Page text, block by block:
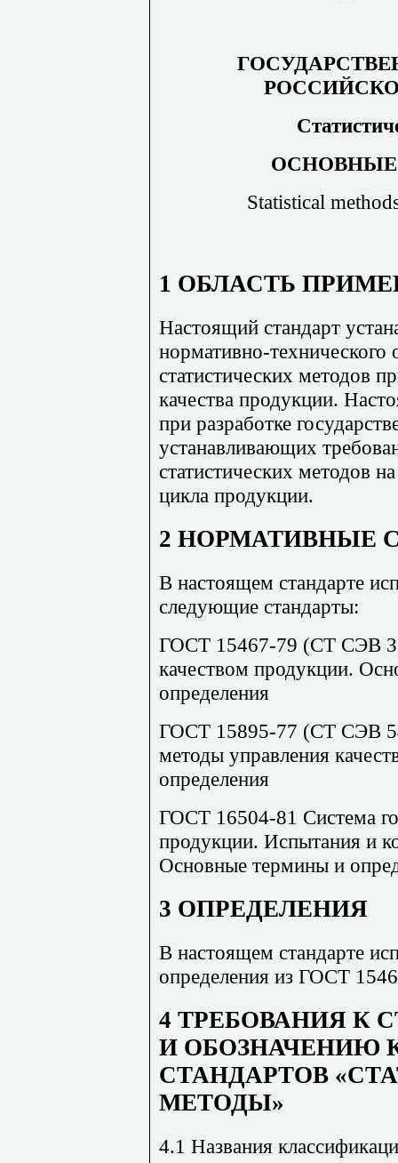
Statistical
1 ОБЛАСТЬ
Настоящий стандарт
нормативно-технического
статистических методов
качества продукции.
при разработке
устанавливающих
статистических методов
цикла продукции.
2 НОРМАТИВНЫЕ
В настоящем стандарте
следующие стандарты:
ГОСТ 15467-79 (СТ СЭВ
качеством продукции.
определения
ГОСТ 15895-77 (СТ СЭВ
методы управления
определения
ГОСТ 16504-81 Система
продукции. Испытания и
Основные термины и
3 ОПРЕДЕЛЕНИЯ
В настоящем стандарте
определения из ГОСТ
4 ТРЕБОВАНИЯ К
И ОБОЗНАЧЕНИЮ
СТАНДАРТОВ
МЕТОДЫ»
4.1 Названия